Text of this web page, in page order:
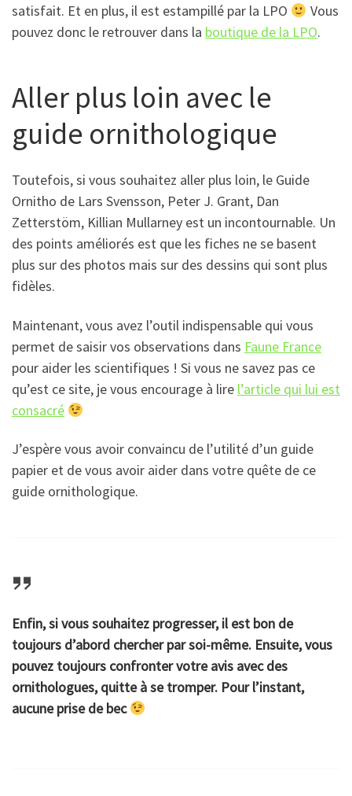
satisfait. Et en plus, il est estampillé par la LPO
Vous
pouvez donc le retrouver dans la boutique de la LPO.
Aller plus loin avec le
guide ornithologique
Toutefois, si vous souhaitez aller plus loin, le Guide
Ornitho de Lars Svensson, Peter J. Grant, Dan
Zetterstöm, Killian Mullarney est un incontournable. Un
des points améliorés est que les fiches ne se basent
plus sur des photos mais sur des dessins qui sont plus
fidèles.
Maintenant, vous avez l’outil indispensable qui vous
permet de saisir vos observations dans Faune France
pour aider les scientifiques ! Si vous ne savez pas ce
qu’est ce site, je vous encourage à lire l’article qui lui est
consacré
J’espère vous avoir convaincu de l’utilité d’un guide
papier et de vous avoir aider dans votre quête de ce
guide ornithologique.
Enfin, si vous souhaitez progresser, il est bon de
toujours d’abord chercher par soi-même. Ensuite, vous
pouvez toujours confronter votre avis avec des
ornithologues, quitte à se tromper. Pour l’instant,
aucune prise de bec